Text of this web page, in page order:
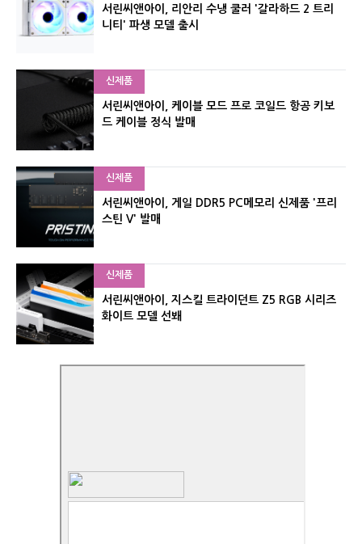
서린씨앤아이, 리안리 수냉 쿨러 '갈라하드 2 트리
니티' 파생 모델 출시
신제품
서린씨앤아이, 케이블 모드 프로 코일드 항공 키보
드 케이블 정식 발매
신제품
서린씨앤아이, 게일 DDR5 PC메모리 신제품 '프리
스틴 V' 발매
신제품
서린씨앤아이, 지스킬 트라이던트 Z5 RGB 시리즈
화이트 모델 선봬